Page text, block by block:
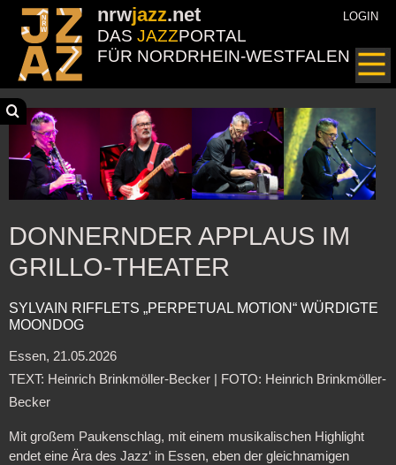
nrwjazz.net
DAS JAZZPORTAL
FÜR NORDRHEIN-WESTFALEN
LOGIN
DONNERNDER APPLAUS IM
GRILLO-THEATER
SYLVAIN RIFFLETS „PERPETUAL MOTION“ WÜRDIGTE
MOONDOG
Essen, 21.05.2026
TEXT: Heinrich Brinkmöller-Becker | FOTO: Heinrich Brinkmöller-
Becker
Mit großem Paukenschlag, mit einem musikalischen Highlight
endet eine Ära des Jazz‘ in Essen, eben der gleichnamigen